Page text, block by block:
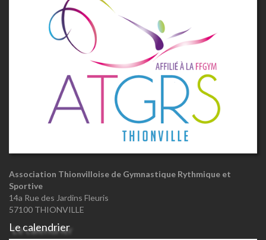
Association Thionvilloise de Gymnastique Rythmique et
Sportive
14a Rue des Jardins Fleuris
57100 THIONVILLE
Le calendrier